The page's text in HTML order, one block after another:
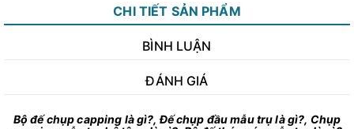
CHI TIẾT SẢN PHẨM
BÌNH LUẬN
ĐÁNH GIÁ
Bộ đế chụp capping là gì?, Đế chụp đầu mẫu trụ là gì?, Chụp